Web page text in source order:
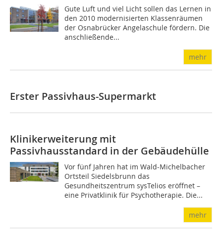
Gute Luft und viel Licht sollen das Lernen in
den 2010 modernisierten Klassenräumen
der Osnabrücker Angelaschule fördern. Die
anschließende...
mehr
Erster Passivhaus-Supermarkt
Klinikerweiterung mit
Passivhausstandard in der Gebäudehülle
Vor fünf Jahren hat im Wald-Michelbacher
Ortsteil Siedelsbrunn das
Gesundheitszentrum sysTelios eröffnet –
eine Privatklinik für Psychotherapie. Die...
mehr